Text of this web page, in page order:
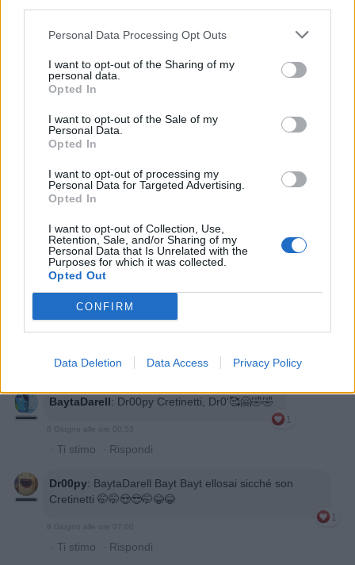
Personal Data Processing Opt Outs
I want to opt-out of the Sharing of my
personal data.
Opted In
I want to opt-out of the Sale of my
Personal Data.
Opted In
I want to opt-out of processing my
Personal Data for Targeted Advertising.
Opted In
I want to opt-out of Collection, Use,
Retention, Sale, and/or Sharing of my
Personal Data that Is Unrelated with the
Purposes for which it was collected.
Opted Out
CONFIRM
Data Deletion Data Access Privacy Policy
1
·Ti stimo ·Rispondi
Dr00py: BaytaDarell Bayt Bayt pelliccia? Quale
pelliccia 🤭😎😂😂😂
·Ti stimo·Rispondi
BaytaDarell: Dr00py Cretinetti, Dr0'🥰🤗🤣🤣
1
8 Giugno alle ore 00:53
· Ti stimo · Rispondi
Dr00py: BaytaDarell Bayt Bayt ellosai sicché son
Cretinetti 🤭🤭😍😎🤭😂😂
1
8 Giugno alle ore 07:00
· Ti stimo · Rispondi